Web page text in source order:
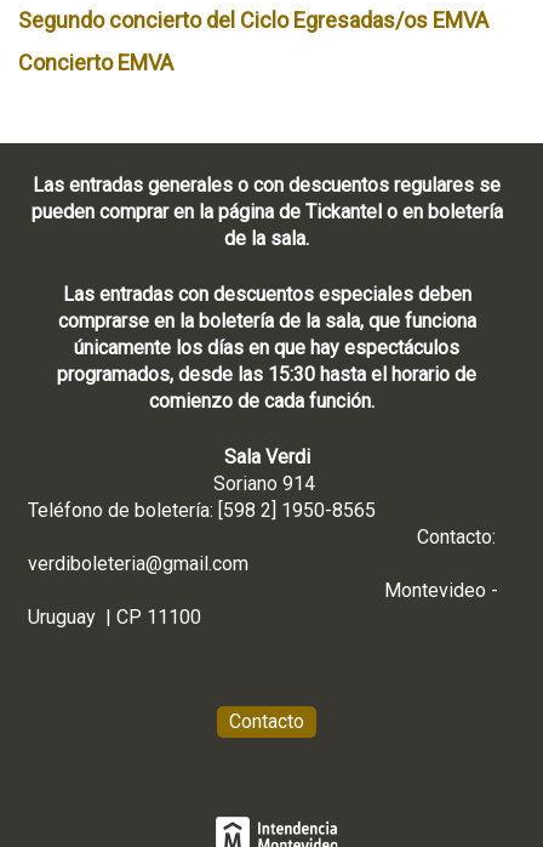
Segundo concierto del Ciclo Egresadas/os EMVA
Concierto EMVA
Las entradas generales o con descuentos regulares se
pueden comprar en la página de Tickantel o en boletería
de la sala.
Las entradas con descuentos especiales deben
comprarse en la boletería de la sala, que funciona
únicamente los días en que hay espectáculos
programados, desde las 15:30 hasta el horario de
comienzo de cada función.
Sala Verdi
Soriano 914
Teléfono de boletería: [598 2] 1950-8565
Contacto:
verdiboleteria@gmail.com
Montevideo -
Uruguay | CP 11100
Contacto